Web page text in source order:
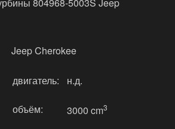
Jeep Cherokee
двигатель: н.д.
объём: 3000 cm3